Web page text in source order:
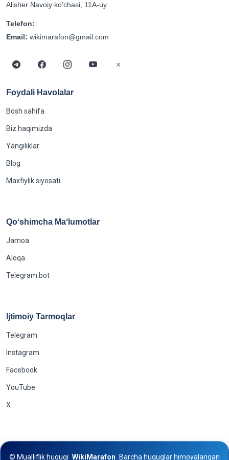
Alisher Navoiy koʻchasi, 11A-uy
Telefon:
Email: wikimarafon@gmail.com
Foydali Havolalar
Bosh sahifa
Biz haqimizda
Yangiliklar
Blog
Maxfiylik siyosati
Qoʻshimcha Maʻlumotlar
Jamoa
Aloqa
Telegram bot
Ijtimoiy Tarmoqlar
Telegram
Instagram
Facebook
YouTube
X
© Mualliflik huquqi WikiMarafon Barcha huquqlar himoyalangan